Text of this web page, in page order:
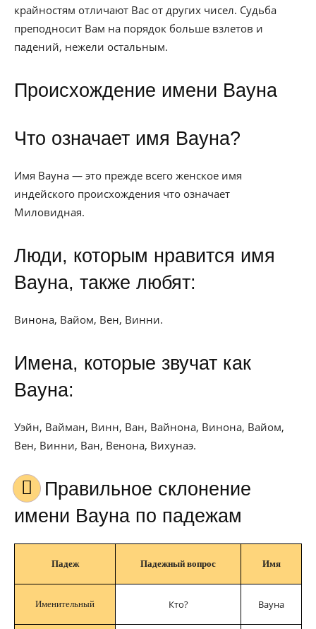
крайностям отличают Вас от других чисел. Судьба
преподносит Вам на порядок больше взлетов и
падений, нежели остальным.
Происхождение имени Вауна
Что означает имя Вауна?
Имя Вауна — это прежде всего женское имя
индейского происхождения что означает
Миловидная.
Люди, которым нравится имя
Вауна, также любят:
Винона, Вайом, Вен, Винни.
Имена, которые звучат как
Вауна:
Уэйн, Вайман, Винн, Ван, Вайнона, Винона, Вайом,
Вен, Винни, Ван, Венона, Вихунаэ.
Правильное склонение
имени Вауна по падежам
Падеж Падежный вопрос Имя
Именительный Кто? Вауна